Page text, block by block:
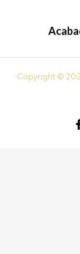
Copyright ©